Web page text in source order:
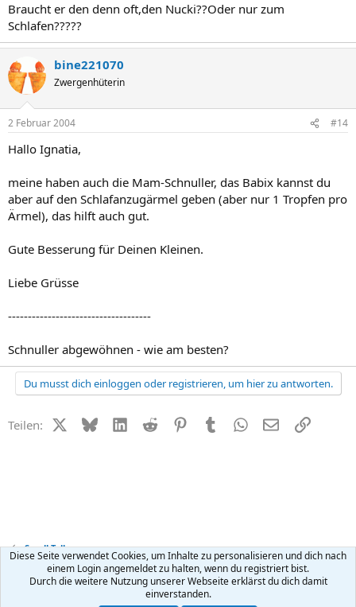
Braucht er den denn oft,den Nucki??Oder nur zum
Schlafen?????
bine221070
Zwergenhüterin
2 Februar 2004 #14
Hallo Ignatia,
meine haben auch die Mam-Schnuller, das Babix kannst du
aber auf den Schlafanzugärmel geben (aber nur 1 Tropfen pro
Ärmel), das hilft auch gut.
Gute Besserung für Deinen Kleinen.
Liebe Grüsse
------------------------------------
Schnuller abgewöhnen - wie am besten?
Du musst dich einloggen oder registrieren, um hier zu antworten.
Teilen: X (Twitter)
BlueskyLinkedIn
Reddit PinterestTumblr WhatsApp
E-MailLink
Small Talk
Kontakt Nutzungsbedingungen Datenschutz Hilfe
R
Diese Seite verwendet Cookies, um Inhalte zu personalisieren und dich nach
einem Login angemeldet zu halten, wenn du registriert bist.
Durch die weitere Nutzung unserer Webseite erklärst du dich damit
einverstanden.